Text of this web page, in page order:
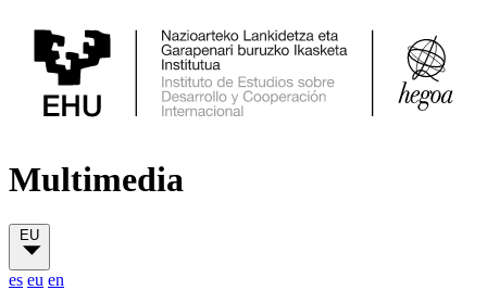
Multimedia
EU
es eu en